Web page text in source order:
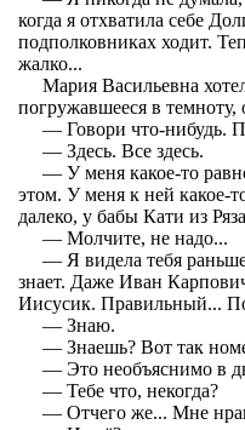
когда я отхватила себе
подполковниках ходит.
жалко...
Мария Васильевна
погружавшееся в темноту,
— Говори что-нибудь.
— Здесь. Все здесь.
— У меня какое-то
этом. У меня к ней какое-
далеко, у бабы Кати из
— Молчите, не надо...
— Я видела тебя
знает. Даже Иван
Иисусик. Правильный...
— Знаю.
— Знаешь? Вот так
— Это необъяснимо в
— Тебе что, некогда?
— Отчего же... Мне